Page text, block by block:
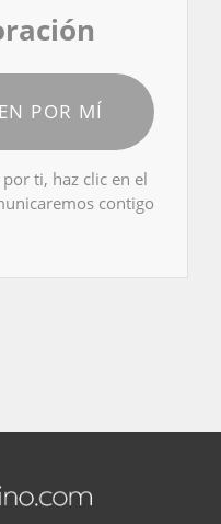
POR MÍ
ti, haz clic en el
contigo